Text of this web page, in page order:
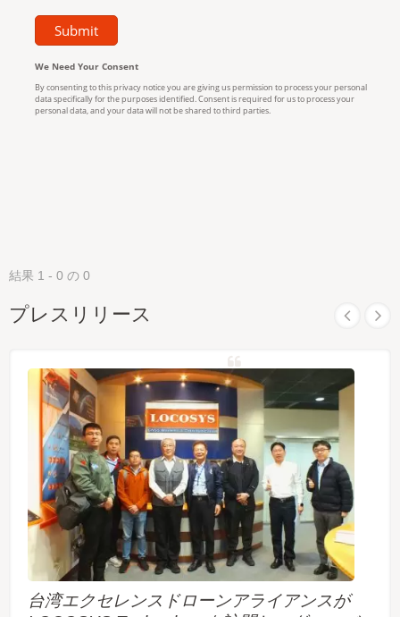
結果 1 - 0 の 0
プレスリリース
台湾エクセレンスドローンアライアンスが